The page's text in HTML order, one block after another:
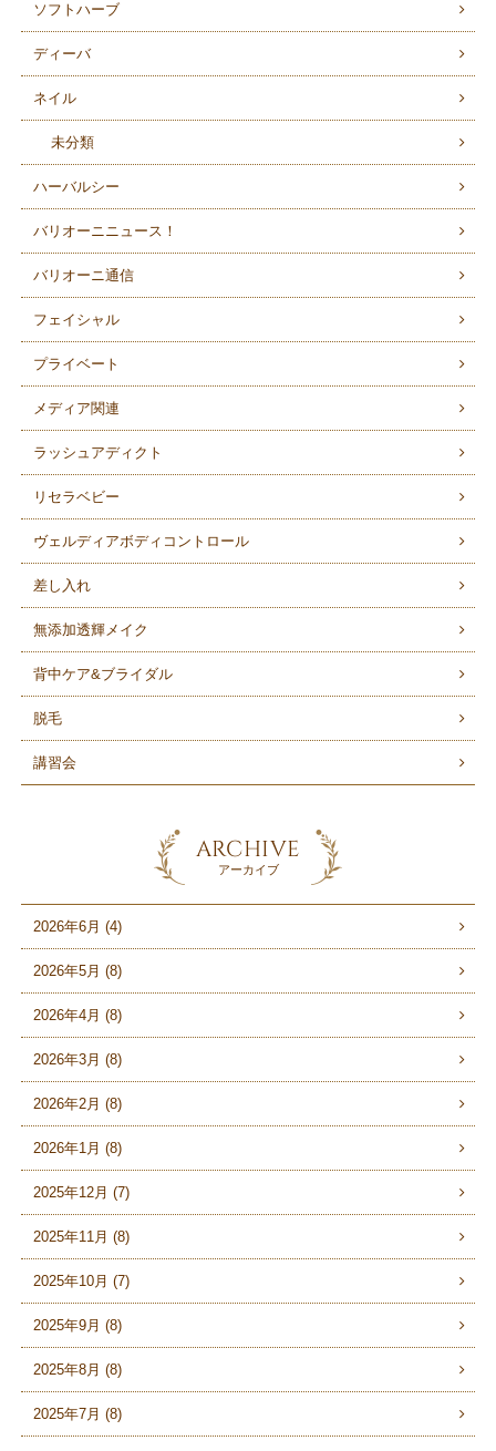
ソフトハーブ
ディーバ
ネイル
未分類
ハーバルシー
バリオーニニュース！
バリオーニ通信
フェイシャル
プライベート
メディア関連
ラッシュアディクト
リセラベビー
ヴェルディアボディコントロール
差し入れ
無添加透輝メイク
背中ケア&ブライダル
脱毛
講習会
ARCHIVE
アーカイブ
2026年6月 (4)
2026年5月 (8)
2026年4月 (8)
2026年3月 (8)
2026年2月 (8)
2026年1月 (8)
2025年12月 (7)
2025年11月 (8)
2025年10月 (7)
2025年9月 (8)
2025年8月 (8)
2025年7月 (8)